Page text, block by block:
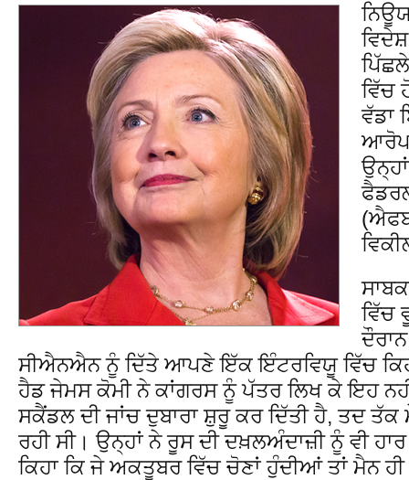
ਵਿੱਚ
ਵੱਡਾ
ਆਰੋਪ
ਵਿੱਚ
ਸੀਐਨਐਨ ਨੂੰ ਦਿੱਤੇ ਆਪਣੇ ਇੱਕ ਇੰਟਰਵਿਯੂ ਵਿੱਚ
ਹੈਡ ਜੇਮਸ ਕੋਮੀ ਨੇ ਕਾਂਗਰਸ ਨੂੰ ਪੱਤਰ ਲਿਖ ਕੇ ਇਹ
ਸਕੈਂਡਲ ਦੀ ਜਾਂਚ ਦੁਬਾਰਾ ਸ਼ੁਰੂ ਕਰ ਦਿੱਤੀ ਹੈ, ਤਦ ਤੱਕ
ਰਹੀ ਸੀ। ਉਨ੍ਹਾਂ ਨੇ ਰੂਸ ਦੀ ਦਖ਼ਲਅੰਦਾਜ਼ੀ ਨੂੰ ਵੀ
ਕਿਹਾ ਕਿ ਜੇ ਅਕਤੂਬਰ ਵਿੱਚ ਚੋਣਾਂ ਹੁੰਦੀਆਂ ਤਾਂ ਮੈਨ